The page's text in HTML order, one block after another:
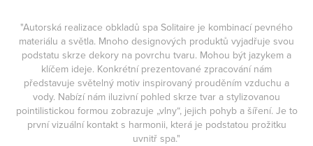
"Autorská realizace obkladů spa Solitaire je kombinací pevného
materiálu a světla. Mnoho designových produktů vyjadřuje svou
podstatu skrze dekory na povrchu tvaru. Mohou být jazykem a
klíčem ideje. Konkrétní prezentované zpracování nám
představuje světelný motiv inspirovaný prouděním vzduchu a
vody. Nabízí nám iluzivní pohled skrze tvar a stylizovanou
pointilistickou formou zobrazuje „vlny“, jejich pohyb a šíření. Je to
první vizuální kontakt s harmonii, která je podstatou prožitku
uvnitř spa."